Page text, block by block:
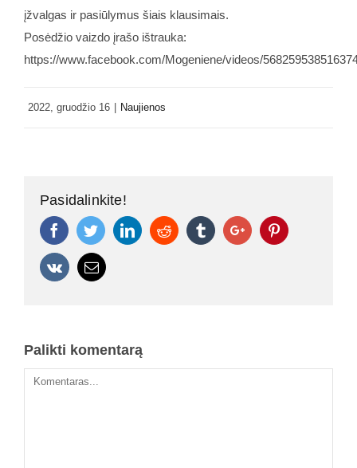
įžvalgas ir pasiūlymus šiais klausimais.
Posėdžio vaizdo įrašo ištrauka:
https://www.facebook.com/Mogeniene/videos/
2022, gruodžio 16 Naujienos
Pasidalinkite!
FacebookTwitterLinkedinReddit TumblrGoogle+Pinterest
Vk Email
Palikti komentarą
Komentaras